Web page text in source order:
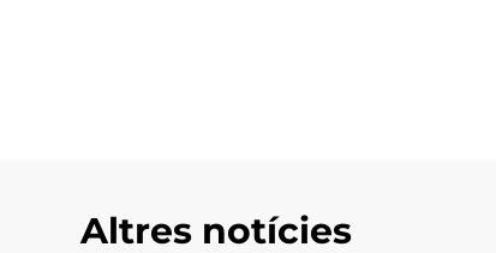
Altres notícies